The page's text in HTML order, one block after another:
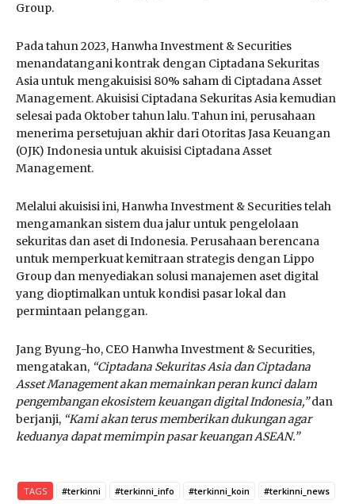
Group.
Pada tahun 2023, Hanwha Investment & Securities
menandatangani kontrak dengan Ciptadana Sekuritas
Asia untuk mengakuisisi 80% saham di Ciptadana Asset
Management. Akuisisi Ciptadana Sekuritas Asia kemudian
selesai pada Oktober tahun lalu. Tahun ini, perusahaan
menerima persetujuan akhir dari Otoritas Jasa Keuangan
(OJK) Indonesia untuk akuisisi Ciptadana Asset
Management.
Melalui akuisisi ini, Hanwha Investment & Securities telah
mengamankan sistem dua jalur untuk pengelolaan
sekuritas dan aset di Indonesia. Perusahaan berencana
untuk memperkuat kemitraan strategis dengan Lippo
Group dan menyediakan solusi manajemen aset digital
yang dioptimalkan untuk kondisi pasar lokal dan
permintaan pelanggan.
Jang Byung-ho, CEO Hanwha Investment & Securities,
mengatakan, “Ciptadana Sekuritas Asia dan Ciptadana
Asset Management akan memainkan peran kunci dalam
pengembangan ekosistem keuangan digital Indonesia,”dan
berjanji, “Kami akan terus memberikan dukungan agar
keduanya dapat memimpin pasar keuangan ASEAN.”
TAGS #terkinni #terkinni_info #terkinni_koin
#terkinni_news